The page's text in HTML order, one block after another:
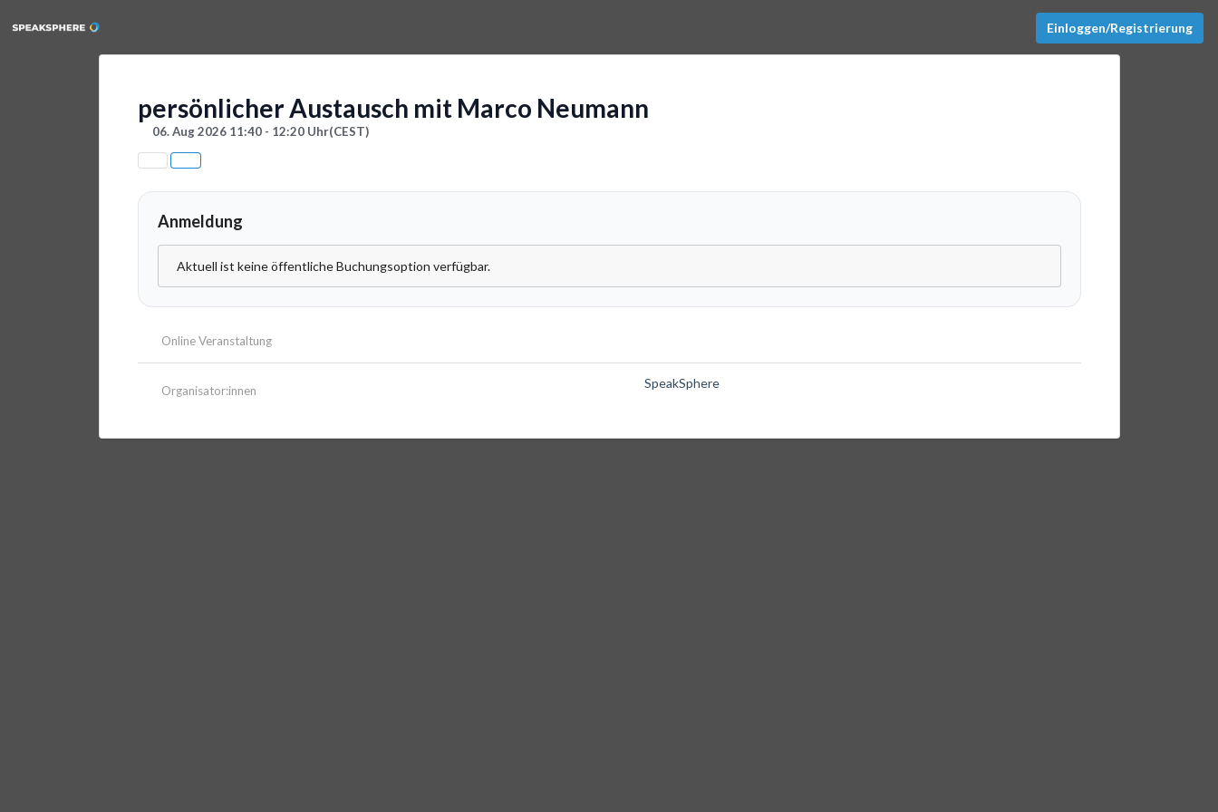
Einloggen/Registrierung
persönlicher Austausch mit Marco Neumann
06. Aug 2026 11:40 - 12:20 Uhr(CEST)
Anmeldung
Aktuell ist keine öffentliche Buchungsoption verfügbar.
Online Veranstaltung
Organisator:innen SpeakSphere